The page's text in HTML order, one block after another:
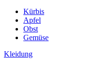
Kürbis
Apfel
Obst
Gemüse
Kleidung